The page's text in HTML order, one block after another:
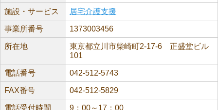
施設・サービス 居宅介護支援
事業所番号 1373003456
所在地
東京都立川市柴崎町2-17-6 正盛堂ビル
101
電話番号 042-512-5743
FAX番号 042-512-5829
電話受付時間 9：00～17：00